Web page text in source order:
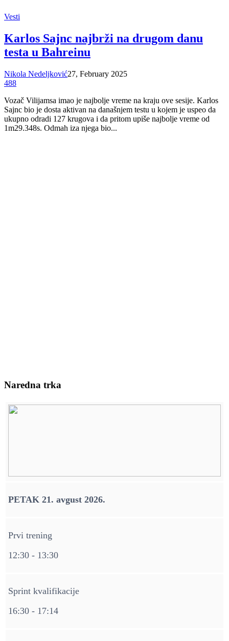
Vesti
Karlos Sajnc najbrži na drugom danu
testa u Bahreinu
Nikola Nedeljković27, February 2025
488
Vozač Vilijamsa imao je najbolje vreme na kraju ove sesije. Karlos
Sajnc bio je dosta aktivan na današnjem testu u kojem je uspeo da
ukupno odradi 127 krugova i da pritom upiše najbolje vreme od
1m29.348s. Odmah iza njega bio...
Naredna trka
PETAK 21. avgust 2026.
Prvi trening
12:30 - 13:30
Sprint kvalifikacije
16:30 - 17:14